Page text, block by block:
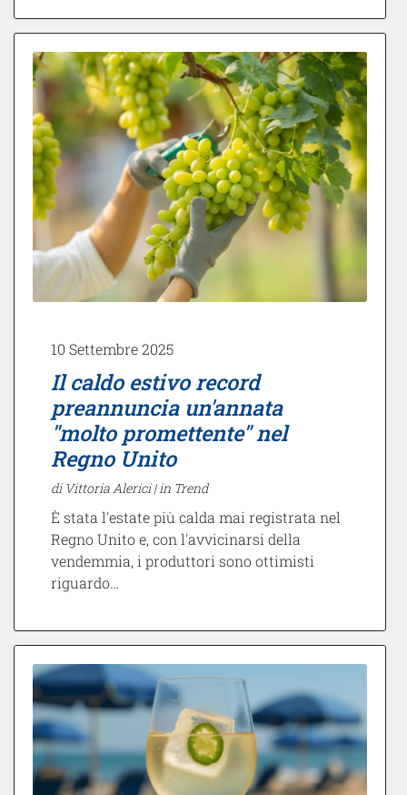
10 Settembre 2025
Il caldo estivo record
preannuncia un'annata
"molto promettente" nel
Regno Unito
di Vittoria Alerici |in Trend
È stata l'estate più calda mai registrata nel
Regno Unito e, con l'avvicinarsi della
vendemmia, i produttori sono ottimisti
riguardo…